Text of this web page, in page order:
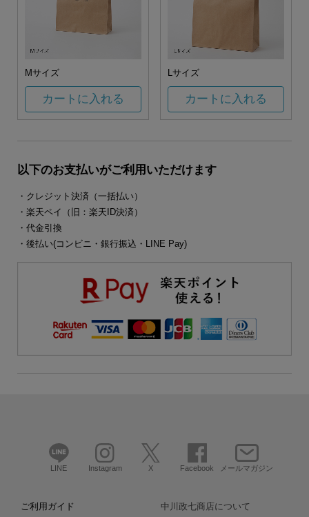
Mサイズ
カートに入れる
Lサイズ
カートに入れる
以下のお支払いがご利用いただけます
・クレジット決済（一括払い）
・楽天ペイ（旧：楽天ID決済）
・代金引換
・後払い(コンビニ・銀行振込・LINE Pay)
LINE Instagram X Facebook メールマガジン
ご利用ガイド 中川政七商店について